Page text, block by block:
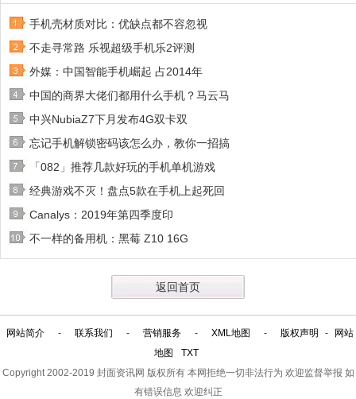
手机壳材质对比：优缺点都不容忽视
不走寻常路 乐视超级手机乐2评测
外媒：中国智能手机崛起 占2014年
中国的商界大佬们都用什么手机？马云马
中兴NubiaZ7下月发布4G双卡双
忘记手机解锁密码该怎么办，教你一招搞
「082」推荐几款好玩的手机单机游戏
经典游戏不灭！盘点5款在手机上起死回
Canalys：2019年第四季度印
不一样的备用机：黑莓 Z10 16G
返回首页
网站简介 - 联系我们 - 营销服务 - XML地图 - 版权声明 -
网站
地图
TXT
Copyright 2002-2019 封面资讯网 版权所有 本网拒绝一切非法行为 欢迎监督举报 如
有错误信息 欢迎纠正